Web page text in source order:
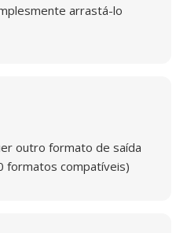
arrastá-lo
outro formato de saída
formatos compatíveis)